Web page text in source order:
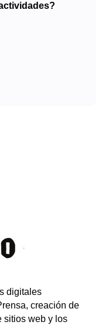
digitales
creación de
sitios web y los